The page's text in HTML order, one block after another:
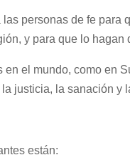
personas de fe
y para que lo hagan
el mundo, como en
justicia, la sanación y
están: